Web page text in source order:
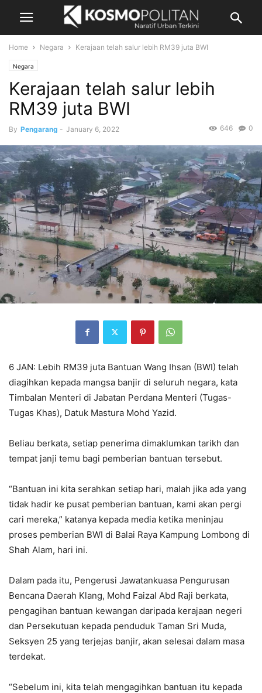
Home Negara Kerajaan telah salur lebih RM39 juta BWI
Negara
Kerajaan telah salur lebih
RM39 juta BWI
By Pengarang - January 6, 2022 0
646
6 JAN: Lebih RM39 juta Bantuan Wang Ihsan (BWI) telah
diagihkan kepada mangsa banjir di seluruh negara, kata
Timbalan Menteri di Jabatan Perdana Menteri (Tugas-
Tugas Khas), Datuk Mastura Mohd Yazid.
Beliau berkata, setiap penerima dimaklumkan tarikh dan
tempat janji temu bagi pemberian bantuan tersebut.
“Bantuan ini kita serahkan setiap hari, malah jika ada yang
tidak hadir ke pusat pemberian bantuan, kami akan pergi
cari mereka,” katanya kepada media ketika meninjau
proses pemberian BWI di Balai Raya Kampung Lombong di
Shah Alam, hari ini.
Dalam pada itu, Pengerusi Jawatankuasa Pengurusan
Bencana Daerah Klang, Mohd Faizal Abd Raji berkata,
pengagihan bantuan kewangan daripada kerajaan negeri
dan Persekutuan kepada penduduk Taman Sri Muda,
Seksyen 25 yang terjejas banjir, akan selesai dalam masa
terdekat.
“Sebelum ini, kita telah mengagihkan bantuan itu kepada